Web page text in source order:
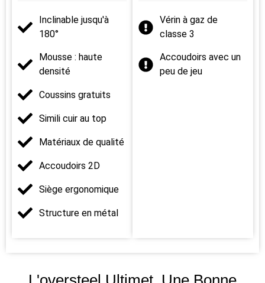
Inclinable jusqu'à
180°
Mousse : haute
densité
Coussins gratuits
Simili cuir au top
Matériaux de qualité
Accoudoirs 2D
Siège ergonomique
Structure en métal
Vérin à gaz de
classe 3
Accoudoirs avec un
peu de jeu